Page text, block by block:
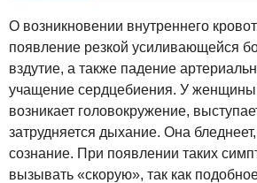
О возникновении внутреннего
появление резкой усиливающейся
вздутие, а также падение
учащение сердцебиения. У женщины
возникает головокружение,
затрудняется дыхание. Она
сознание. При появлении таких
вызывать «скорую», так как